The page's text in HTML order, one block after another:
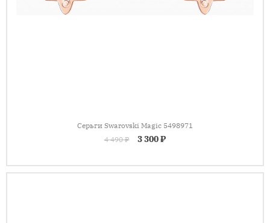
Серьги Swarovski Magic 5498971
4 490 ₽
3 300 ₽